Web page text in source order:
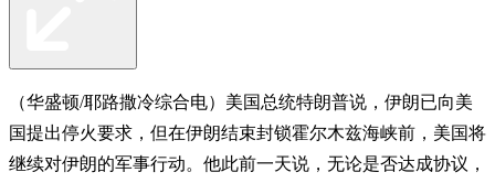
（华盛顿/耶路撒冷综合电）美国总统特朗普说，伊朗已向美
国提出停火要求，但在伊朗结束封锁霍尔木兹海峡前，美国将
继续对伊朗的军事行动。他此前一天说，无论是否达成协议，